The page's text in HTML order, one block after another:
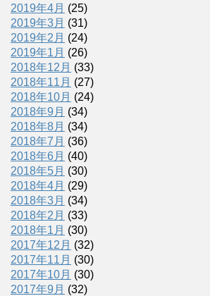
2019年4月 (25)
2019年3月 (31)
2019年2月 (24)
2019年1月 (26)
2018年12月 (33)
2018年11月 (27)
2018年10月 (24)
2018年9月 (34)
2018年8月 (34)
2018年7月 (36)
2018年6月 (40)
2018年5月 (30)
2018年4月 (29)
2018年3月 (34)
2018年2月 (33)
2018年1月 (30)
2017年12月 (32)
2017年11月 (30)
2017年10月 (30)
2017年9月 (32)